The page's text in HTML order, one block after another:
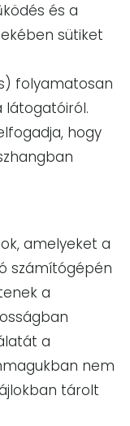
és a
sütiket
folyamatosan
látogatóiról.
hogy
amelyeket a
számítógépén
a
a
nem
tárolt